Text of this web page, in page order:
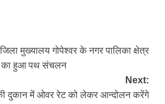
मुख्यालय गोपेश्वर के नगर पालिका क्षेत्र
का हुआ पथ संचलन
Next:
दुकान में ओवर रेट को लेकर आन्दोलन करेंगे